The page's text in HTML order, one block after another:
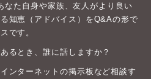
なた自身や家族、友人がより良い
知恵（アドバイス）をQ&Aの形で
です。
るとき、誰に話しますか？
ンターネットの掲示板など相談す